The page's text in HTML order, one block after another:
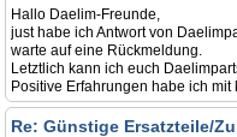
Hallo Daelim-Freunde,
just habe ich Antwort von
warte auf eine Rückmeldung.
Letztlich kann ich euch
Positive Erfahrungen habe ich
Re: Günstige Ersatzteile/